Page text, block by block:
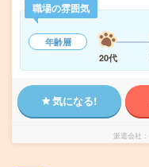
職場の雰囲気
年齢層
20代
気になる!
派遣会社